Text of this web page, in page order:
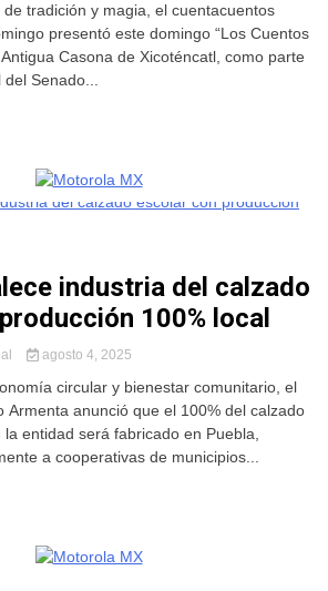
tradición y magia, el cuentacuentos
presentó este domingo “Los Cuentos
Casona de Xicoténcatl, como parte
Senado...
industria del calzado
100% local
agosto 4, 2025
circular y bienestar comunitario, el
Armenta anunció que el 100% del calzado
entidad será fabricado en Puebla,
a cooperativas de municipios...